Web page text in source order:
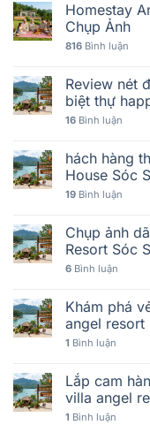
Homestay
Chụp Ảnh
816 Bình luận
Review nét
biệt thự
16 Bình luận
hách hàng
House Sóc
19 Bình luận
Chụp ảnh
Resort Sóc
6 Bình luận
Khám phá
angel resort
1 Bình luận
Lắp cam
villa angel
1 Bình luận